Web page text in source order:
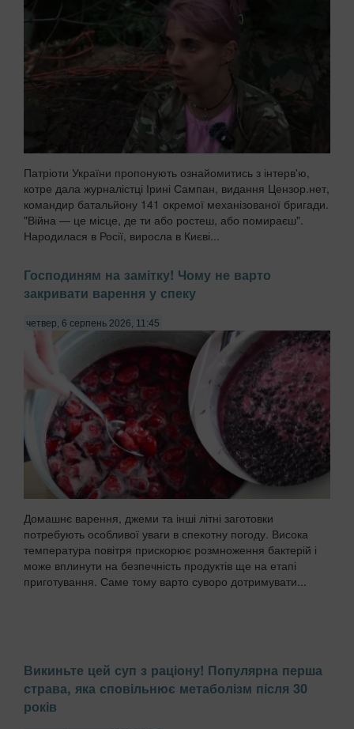
Патріоти України пропонують ознайомитись з інтерв'ю,
котре дала журналістці Ірині Сампан, видання Цензор.нет,
командир батальйону 141 окремої механізованої бригади.
"Війна — це місце, де ти або ростеш, або помираєш".
Народилася в Росії, виросла в Києві...
Господиням на замітку! Чому не варто
закривати варення у спеку
четвер, 6 серпень 2026, 11:45
Домашнє варення, джеми та інші літні заготовки
потребують особливої уваги в спекотну погоду. Висока
температура повітря прискорює розмноження бактерій і
може вплинути на безпечність продуктів ще на етапі
приготування. Саме тому варто суворо дотримувати...
Викиньте цей суп з раціону! Популярна перша
страва, яка сповільнює метаболізм після 30
років